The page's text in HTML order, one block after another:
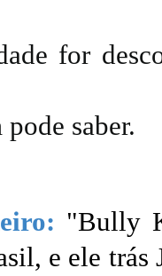
for
saber.
"Bully
e ele